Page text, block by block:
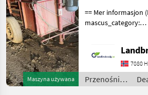
Maszyna używana
== Mer informasjon
mascus_category:
upon request: 7206
for more images
7080
Przenośniki
/ Sonstige